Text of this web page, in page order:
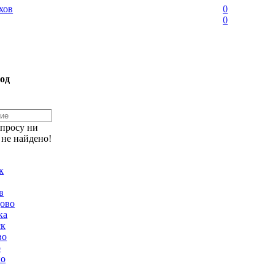
0
0
ни
найдено!